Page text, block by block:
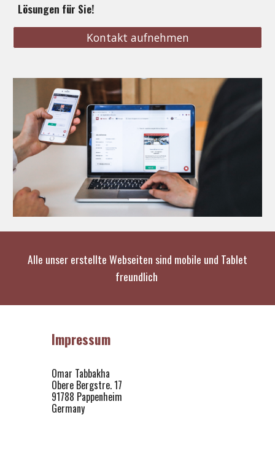
Lösungen für Sie!
Kontakt aufnehmen
Alle unser erstellte Webseiten sind mobile und Tablet
freundlich
Impressum
Omar Tabbakha
Obere Bergstre. 17
91788 Pappenheim
Germany